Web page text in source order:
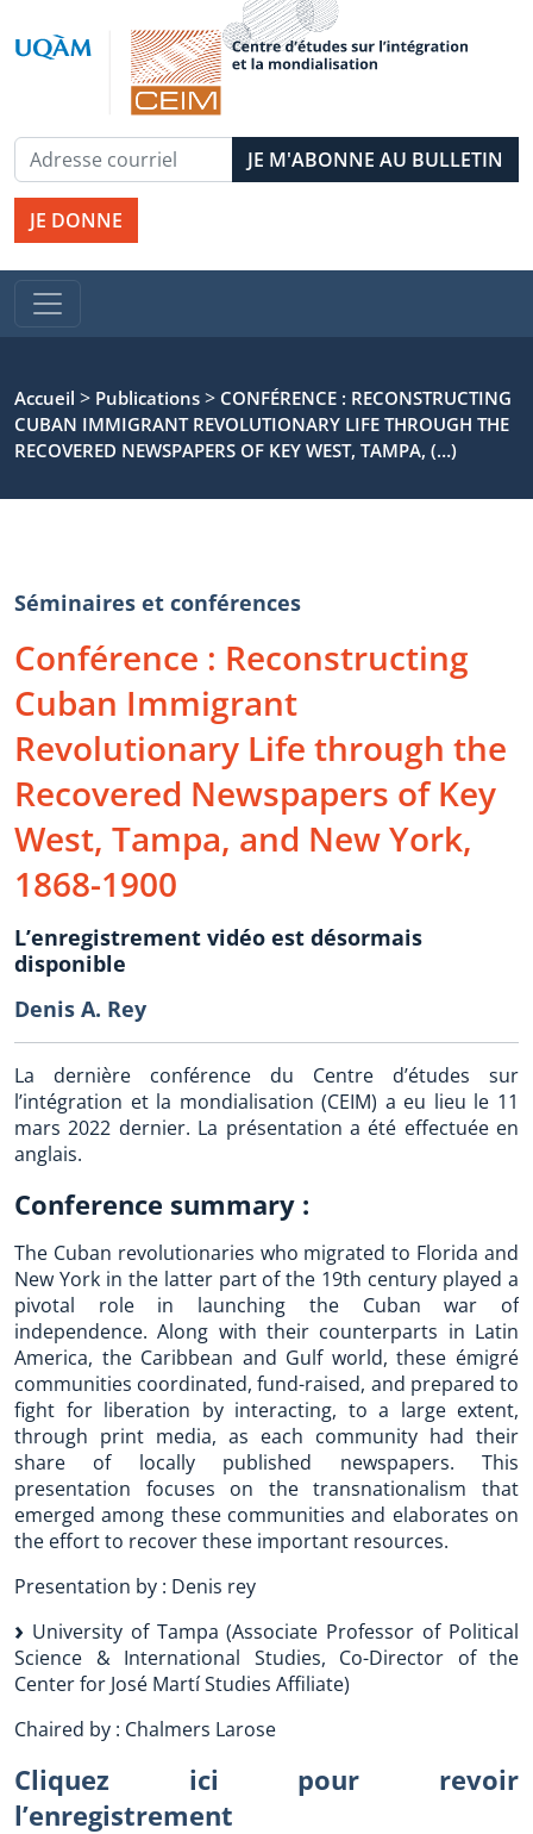
JE DONNE
Accueil > Publications > CONFÉRENCE : RECONSTRUCTING
CUBAN IMMIGRANT REVOLUTIONARY LIFE THROUGH THE
RECOVERED NEWSPAPERS OF KEY WEST, TAMPA, (…)
Séminaires et conférences
Conférence : Reconstructing
Cuban Immigrant
Revolutionary Life through the
Recovered Newspapers of Key
West, Tampa, and New York,
1868-1900
L’enregistrement vidéo est désormais
disponible
Denis A. Rey
La dernière conférence du Centre d’études sur
l’intégration et la mondialisation (CEIM) a eu lieu le 11
mars 2022 dernier. La présentation a été effectuée en
anglais.
Conference summary :
The Cuban revolutionaries who migrated to Florida and
New York in the latter part of the 19th century played a
pivotal role in launching the Cuban war of
independence. Along with their counterparts in Latin
America, the Caribbean and Gulf world, these émigré
communities coordinated, fund-raised, and prepared to
fight for liberation by interacting, to a large extent,
through print media, as each community had their
share of locally published newspapers. This
presentation focuses on the transnationalism that
emerged among these communities and elaborates on
the effort to recover these important resources.
Presentation by : Denis rey
University of Tampa (Associate Professor of Political
Science & International Studies, Co-Director of the
Center for José Martí Studies Affiliate)
Chaired by : Chalmers Larose
Cliquez ici pour revoir
l’enregistrement